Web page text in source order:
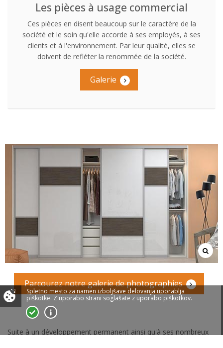
Spletno mesto za namen izboljšave delovanja uporablja
piškotke. Z uporabo strani soglašate z uporabo piškotkov.
Les pièces à usage commercial
Ces pièces en disent beaucoup sur le caractère de la
société et le soin qu'elle accorde à ses employés, à ses
clients et à l'environnement. Par leur qualité, elles se
doivent de refléter la renommée de la société.
Galerie
Parcourez notre galerie de photographies
Suite à un développement permanent ainsi qu'à ses nombreux